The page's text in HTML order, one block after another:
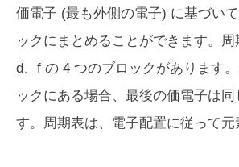
価電子 (最も外側の電子) に基づい
ックにまとめることができます。周
d、f の 4 つのブロックがあります
ックにある場合、最後の価電子は同
す。周期表は、電子配置に従って元